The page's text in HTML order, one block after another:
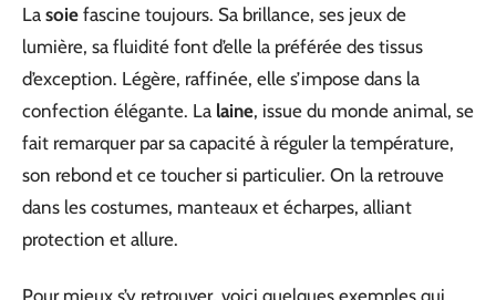
La soie fascine toujours. Sa brillance, ses jeux de
lumière, sa fluidité font d’elle la préférée des tissus
d’exception. Légère, raffinée, elle s’impose dans la
confection élégante. La laine, issue du monde animal, se
fait remarquer par sa capacité à réguler la température,
son rebond et ce toucher si particulier. On la retrouve
dans les costumes, manteaux et écharpes, alliant
protection et allure.
Pour mieux s’y retrouver, voici quelques exemples qui